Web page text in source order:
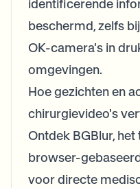
identificerende
beschermd, zelfs
OK-camera's in
omgevingen.
Hoe gezichten en
chirurgievideo's
Ontdek BGBlur,
browser-
voor directe